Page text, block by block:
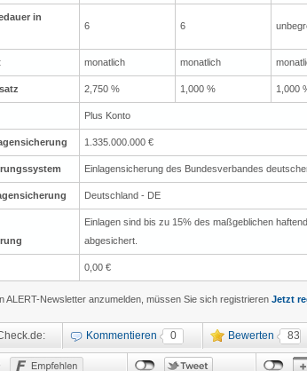
in
6 6
monatlich monatlich
2,750 % 1,000 % 1,000
Plus Konto
1.335.000.000 €
Einlagensicherung des Bundesverbandes
Deutschland - DE
Einlagen sind bis zu 15% des maßgeblichen
abgesichert.
0,00 €
ALERT-Newsletter anzumelden, müssen Sie sich registrieren Jetzt
Kommentieren 0 Bewerten 83